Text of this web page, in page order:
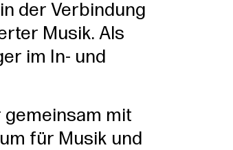
der Verbindung
Musik. Als
im In- und
gemeinsam mit
für Musik und